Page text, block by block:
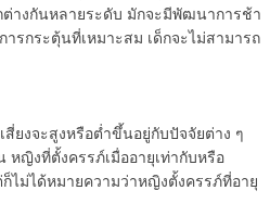
างกันหลายระดับ มักจะมีพัฒนาการช้า
รกระตุ้นที่เหมาะสม เด็กจะไม่สามารถ
งจะสูงหรือต่ำขึ้นอยู่กับปัจจัยต่าง ๆ
ญิงที่ตั้งครรภ์เมื่ออายุเท่ากับหรือ
ไม่ได้หมายความว่าหญิงตั้งครรภ์ที่อายุ